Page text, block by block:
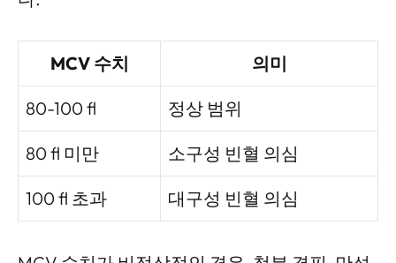
MCV 수치 의미
80-100 fl 정상 범위
80 fl 미만 소구성 빈혈 의심
100 fl 초과 대구성 빈혈 의심